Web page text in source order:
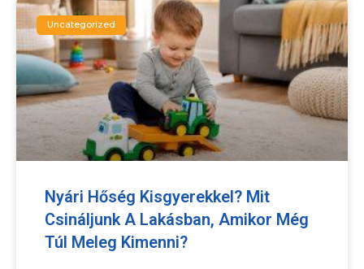
Uncategorized
Nyári Hőség Kisgyerekkel? Mit
Csináljunk A Lakásban, Amikor Még
Túl Meleg Kimenni?